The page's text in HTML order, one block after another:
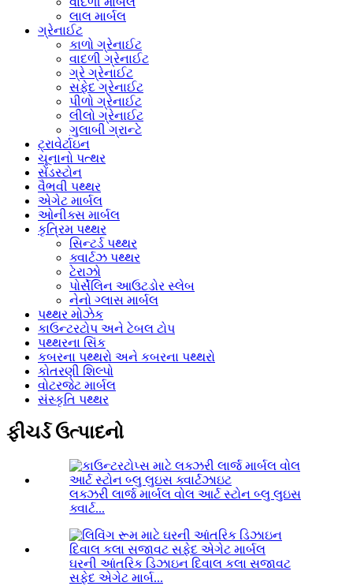
લાલ માર્બલ
ગ્રેનાઈટ
કાળો ગ્રેનાઈટ
વાદળી ગ્રેનાઈટ
ગ્રે ગ્રેનાઈટ
સફેદ ગ્રેનાઈટ
પીળો ગ્રેનાઈટ
લીલો ગ્રેનાઈટ
ગુલાબી ગ્રાન્ટે
ટ્રાવેર્ટાઇન
ચૂનાનો પત્થર
સેંડસ્ટોન
વૈભવી પથ્થર
એગેટ માર્બલ
ઓનીક્સ માર્બલ
કૃત્રિમ પથ્થર
સિન્ટર્ડ પથ્થર
ક્વાર્ટઝ પથ્થર
ટેરાઝો
પોર્સેલિન આઉટડોર સ્લેબ
નેનો ગ્લાસ માર્બલ
પથ્થર મોઝેક
કાઉન્ટરટોપ અને ટેબલ ટોપ
પથ્થરના સિંક
કબરના પથ્થરો અને કબરના પથ્થરો
કોતરણી શિલ્પો
વોટરજેટ માર્બલ
સંસ્કૃતિ પથ્થર
ફીચર્ડ ઉત્પાદનો
લક્ઝરી લાર્જ માર્બલ વોલ આર્ટ સ્ટોન બ્લુ લુઇસ
ક્વાર્ટ...
ઘરની આંતરિક ડિઝાઇન દિવાલ કલા સજાવટ
સફેદ એગેટ માર્બ...